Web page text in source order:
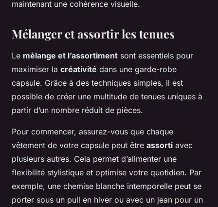
maintenant une cohérence visuelle.
Mélanger et assortir les tenues
Le mélange et l’assortiment sont essentiels pour
maximiser la créativité dans une garde-robe
capsule. Grâce à des techniques simples, il est
possible de créer une multitude de tenues uniques à
partir d’un nombre réduit de pièces.
Pour commencer, assurez-vous que chaque
vêtement de votre capsule peut être assorti avec
plusieurs autres. Cela permet d’alimenter une
flexibilité stylistique et optimise votre quotidien. Par
exemple, une chemise blanche intemporelle peut se
porter sous un pull en hiver ou avec un jean pour un